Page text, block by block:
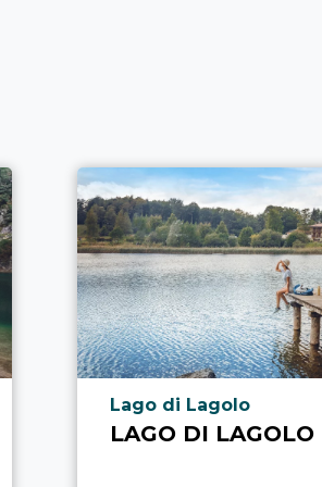
aria.poi_location_prefix
Lago di Lagolo
LAGO DI LAGOLO